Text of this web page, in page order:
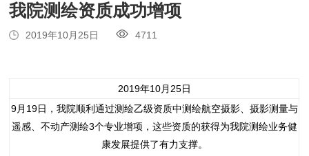
我院测绘资质成功增项
2019年10月25日 4711
2019年10月25日
9月19日，我院顺利通过测绘乙级资质中测绘航空摄影、摄影测量与
遥感、不动产测绘3个专业增项，这些资质的获得为我院测绘业务健
康发展提供了有力支撑。